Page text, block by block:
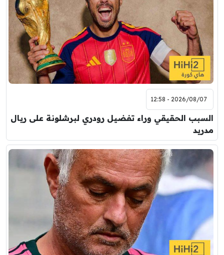
2026/08/07 - 12:58
السبب الحقيقي وراء تفضيل رودري لبرشلونة على ريال
مدريد